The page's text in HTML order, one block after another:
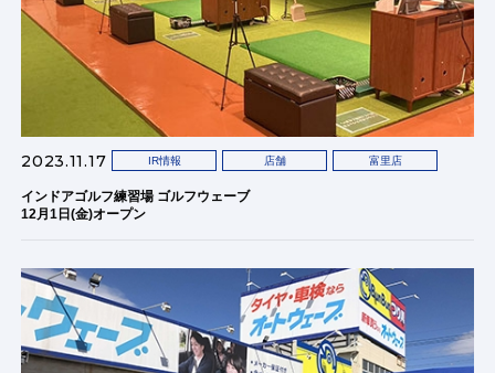
2023.11.17 IR情報 店舗 富里店
インドアゴルフ練習場 ゴルフウェーブ
12月1日(金)オープン